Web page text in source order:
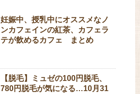
妊娠中、授乳中にオススメなノ
ンカフェインの紅茶、カフェラ
テが飲めるカフェ まとめ
【脱毛】ミュゼの100円脱毛、
780円脱毛が気になる…10月31